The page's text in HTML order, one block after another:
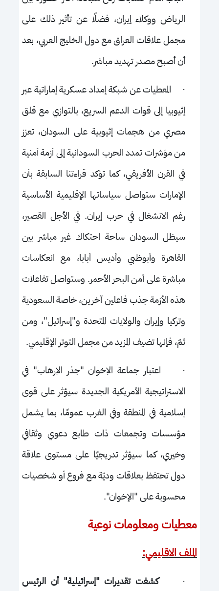
الرياض ووكلاء إيران، فضلًا عن تأثير ذلك على
مجمل علاقات العراق مع دول الخليج العربي، بعد
أن أصبح مصدر تهديد مباشر.
· المعطيات عن شبكة إمداد عسكرية إماراتية عبر
إثيوبيا إلى قوات الدعم السريع، بالتوازي مع قلق
مصري من هجمات إثيوبية على السودان، تعزز
من مؤشرات تمدد الحرب السودانية إلى أزمة أمنية
في القرن الأفريقي، كما تؤكد قراءتنا السابقة بأن
الإمارات ستواصل سياساتها الإقليمية الأساسية
رغم الانشغال في حرب إيران. في الأجل القصير،
سيظل السودان ساحة احتكاك غير مباشر بين
القاهرة وأبوظبي وأديس أبابا، مع انعكاسات
مباشرة على أمن البحر الأحمر. وستواصل تفاعلات
هذه الأزمة جذب فاعلين آخرين، خاصة السعودية
وتركيا وإيران والولايات المتحدة و"إسرائيل"، ومن
ثمّ، فإنها تضيف المزيد من مجمل التوتر الإقليمي.
· اعتبار جماعة الإخوان "جذر الإرهاب" في
الاستراتيجية الأمريكية الجديدة سيؤثر على قوى
إسلامية في المنطقة وفي الغرب عمومًا، بما يشمل
مؤسسات وتجمعات ذات طابع دعوي وثقافي
وخيري، كما سيؤثر تدريجيًا على مستوى علاقة
دول تحتفظ بعلاقات وديّة مع فروع أو شخصيات
محسوبة على "الإخوان".
معطيات ومعلومات نوعية
الملف الاقليمي:
·كشفت تقديرات "إسرائيلية" أن الرئيس